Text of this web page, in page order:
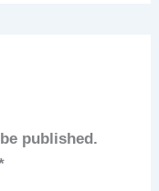
published.